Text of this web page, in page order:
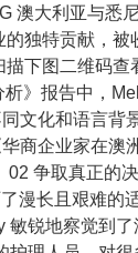
澳大利亚与悉
独特贡献，被
下图二维码查
》报告中，
文化和语言背
商企业家在澳
02 争取真正的
漫长且艰难的
锐地察觉到